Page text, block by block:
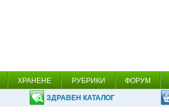
ХРАНЕНЕ РУБРИКИ ФОРУМ
ЗДРАВЕН КАТАЛОГ